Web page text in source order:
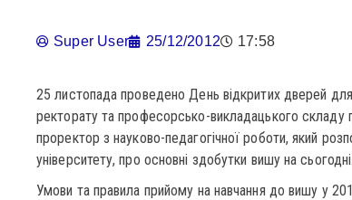
Super User 25/12/2012 17:58
25 листопада проведено День відкритих дверей для
ректорату та професорсько-викладацького складу
проректор з науково-педагогічної роботи, який
університету, про основні здобутки вишу на сьогодні.
Умови та правила прийому на навчання до вишу у